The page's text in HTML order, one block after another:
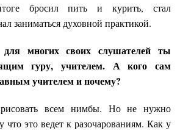
бросил пить и курить, стал
заниматься духовной практикой.
для многих своих слушателей ты
гуру, учителем. А кого сам
учителем и почему?
всем нимбы. Но не нужно
что это ведет к разочарованиям. Как у